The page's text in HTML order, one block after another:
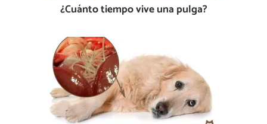
¿Cuánto tiempo vive una pulga?